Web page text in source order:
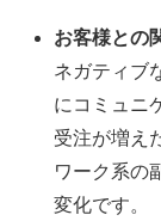
お客様との
ネガティブ
にコミュニ
受注が増え
ワーク系の
変化です。